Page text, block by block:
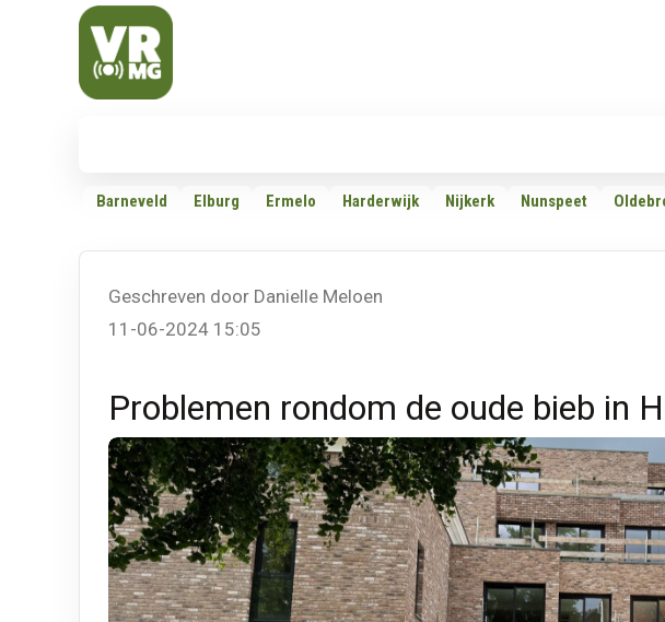
Veluwe Randmeer Mediagroep
VRMG, de omroep voor de Noord-West Veluwe
Barneveld Elburg Ermelo Harderwijk Nijkerk Nunspeet
Geschreven door Danielle Meloen
11-06-2024 15:05
Problemen rondom de oude bieb in